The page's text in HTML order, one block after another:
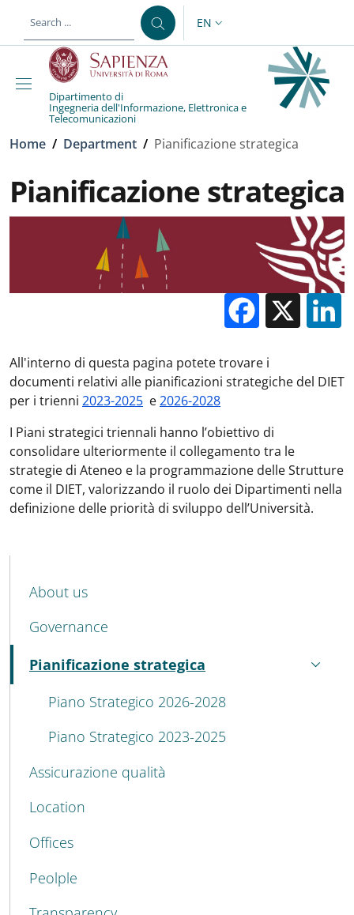
LANGUAGE SWITCHER:
EN
Dipartimento di
Ingegneria dell'Informazione, Elettronica e
Telecomunicazioni
Breadcrumb
Home / Department / Pianificazione strategica
Pianificazione strategica
X
All'interno di questa pagina potete trovare i
documenti relativi alle pianificazioni strategiche del DIET
per i trienni 2023-2025 e2026-2028
I Piani strategici triennali hanno l’obiettivo di
consolidare ulteriormente il collegamento tra le
strategie di Ateneo e la programmazione delle Strutture
come il DIET, valorizzando il ruolo dei Dipartimenti nella
definizione delle priorità di sviluppo dell’Università.
MENU CEV SECOND NAVIGATION
About us
Governance
Pianificazione strategica
Active
Piano Strategico 2026-2028
Piano Strategico 2023-2025
Assicurazione qualità
Location
Offices
Peolple